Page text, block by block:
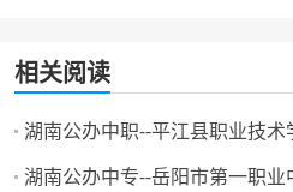
相关阅读
湖南公办中职--平江县职业技